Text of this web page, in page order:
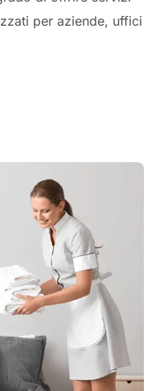
per aziende, uffici